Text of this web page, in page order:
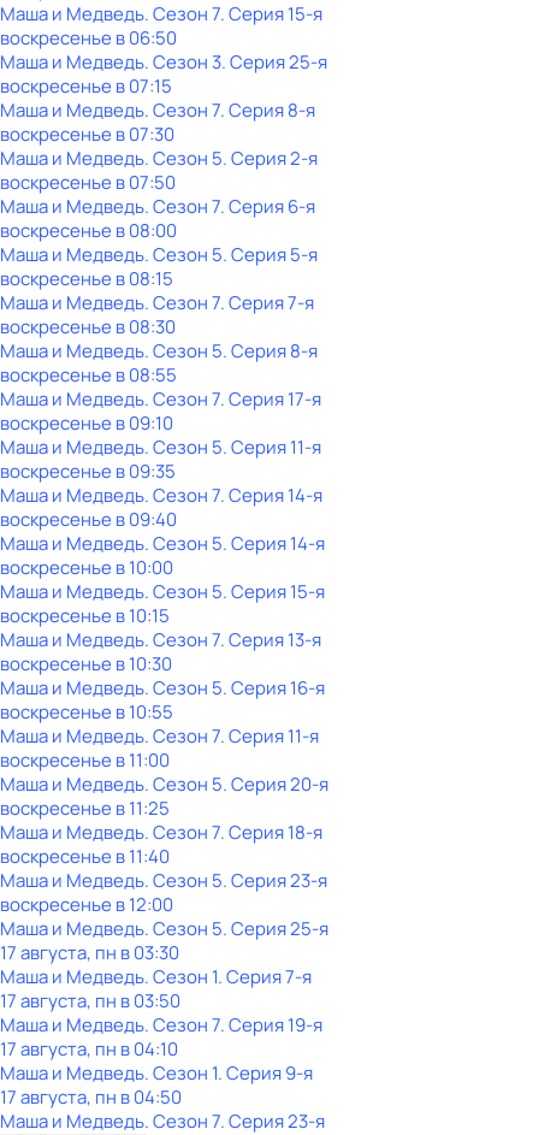
Маша и Медведь. Сезон 7. Серия 15-я
воскресенье в06:50
Маша и Медведь. Сезон 3. Серия 25-я
воскресенье в07:15
Маша и Медведь. Сезон 7. Серия 8-я
воскресенье в07:30
Маша и Медведь. Сезон 5. Серия 2-я
воскресенье в07:50
Маша и Медведь. Сезон 7. Серия 6-я
воскресенье в08:00
Маша и Медведь. Сезон 5. Серия 5-я
воскресенье в08:15
Маша и Медведь. Сезон 7. Серия 7-я
воскресенье в08:30
Маша и Медведь. Сезон 5. Серия 8-я
воскресенье в08:55
Маша и Медведь. Сезон 7. Серия 17-я
воскресенье в09:10
Маша и Медведь. Сезон 5. Серия 11-я
воскресенье в09:35
Маша и Медведь. Сезон 7. Серия 14-я
воскресенье в09:40
Маша и Медведь. Сезон 5. Серия 14-я
воскресенье в10:00
Маша и Медведь. Сезон 5. Серия 15-я
воскресенье в10:15
Маша и Медведь. Сезон 7. Серия 13-я
воскресенье в10:30
Маша и Медведь. Сезон 5. Серия 16-я
воскресенье в10:55
Маша и Медведь. Сезон 7. Серия 11-я
воскресенье в11:00
Маша и Медведь. Сезон 5. Серия 20-я
воскресенье в11:25
Маша и Медведь. Сезон 7. Серия 18-я
воскресенье в11:40
Маша и Медведь. Сезон 5. Серия 23-я
воскресенье в12:00
Маша и Медведь. Сезон 5. Серия 25-я
17 августа, пн в 03:30
Маша и Медведь. Сезон 1. Серия 7-я
17 августа, пн в 03:50
Маша и Медведь. Сезон 7. Серия 19-я
17 августа, пн в 04:10
Маша и Медведь. Сезон 1. Серия 9-я
17 августа, пн в 04:50
Маша и Медведь. Сезон 7. Серия 23-я